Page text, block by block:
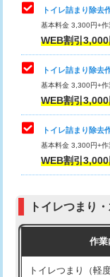
トイレ詰まり除去
基本料金 3,300円+
WEB割引
トイレ詰まり除
基本料金 3,300円+
WEB割引
トイレ詰まり除去
基本料金 3,300円+
WEB割引
トイレつまり
作業
トイレつまり（軽